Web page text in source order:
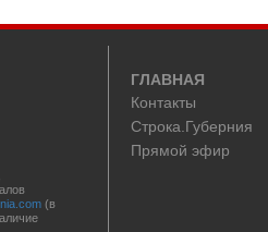
(в
ГЛАВНАЯ
Контакты
Строка.Губерния
Прямой эфир